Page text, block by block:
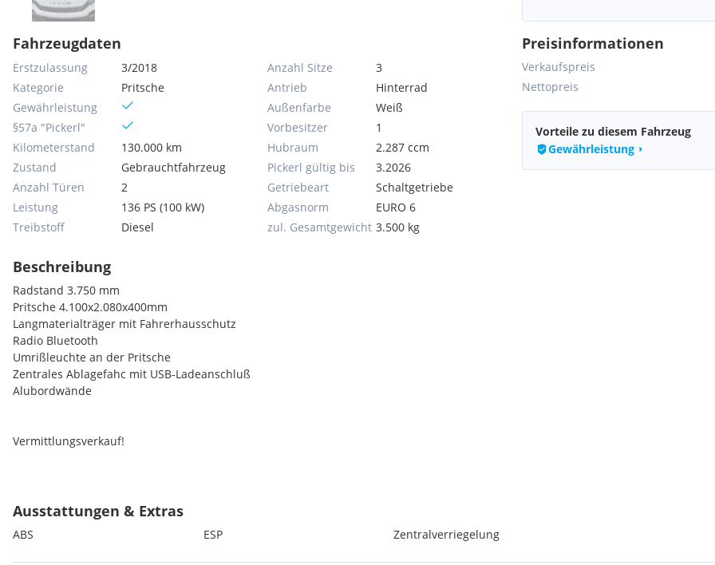
Fahrzeugdaten
Erstzulassung
3/2018
Kategorie
Pritsche
Gewährleistung
§57a "Pickerl"
Kilometerstand
130.000 km
Zustand
Gebrauchtfahrzeug
Anzahl Türen
2
Leistung
136 PS (100 kW)
Treibstoff
Diesel
Anzahl Sitze
3
Antrieb
Hinterrad
Außenfarbe
Weiß
Vorbesitzer
1
Hubraum
2.287 ccm
Pickerl gültig bis
3.2026
Getriebeart
Schaltgetriebe
Abgasnorm
EURO 6
zul. Gesamtgewicht 3.500 kg
Beschreibung
Radstand 3.750 mm
Pritsche 4.100x2.080x400mm
Langmaterialträger mit Fahrerhausschutz
Radio Bluetooth
Umrißleuchte an der Pritsche
Zentrales Ablagefahc mit USB-Ladeanschluß
Alubordwände
Vermittlungsverkauf!
Preisinformationen
Verkaufspreis
Nettopreis
Vorteile zu diesem Fahrzeug
Gewährleistung
Ausstattungen & Extras
ABS ESP Zentralverriegelung